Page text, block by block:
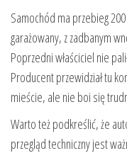
Samochód ma przebieg
garażowany, z zadbanym
Poprzedni właściciel nie
Producent przewidział tu
mieście, ale nie boi się
Warto też podkreślić, że
przegląd techniczny jest